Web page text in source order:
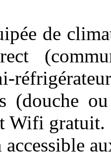
de
(douche
Wifi gratuit.